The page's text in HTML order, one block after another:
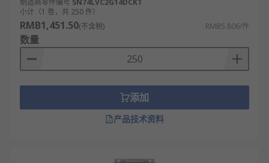
制造商零件编号 SN74LVC2G14DCKT
小计（1 卷，共 250 件）
RMB1,451.50(不含税) RMB5.806/件
数量
添加
产品技术资料